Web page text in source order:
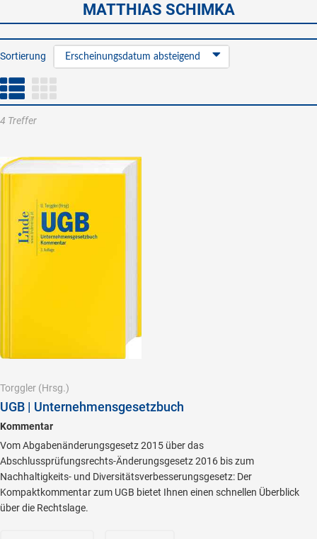
MATTHIAS SCHIMKA
Sortierung Erscheinungsdatum absteigend
4 Treffer
Torggler (Hrsg.)
UGB | Unternehmensgesetzbuch
Kommentar
Vom Abgabenänderungsgesetz 2015 über das
Abschlussprüfungsrechts-Änderungsgesetz 2016 bis zum
Nachhaltigkeits- und Diversitätsverbesserungsgesetz: Der
Kompaktkommentar zum UGB bietet Ihnen einen schnellen Überblick
über die Rechtslage.